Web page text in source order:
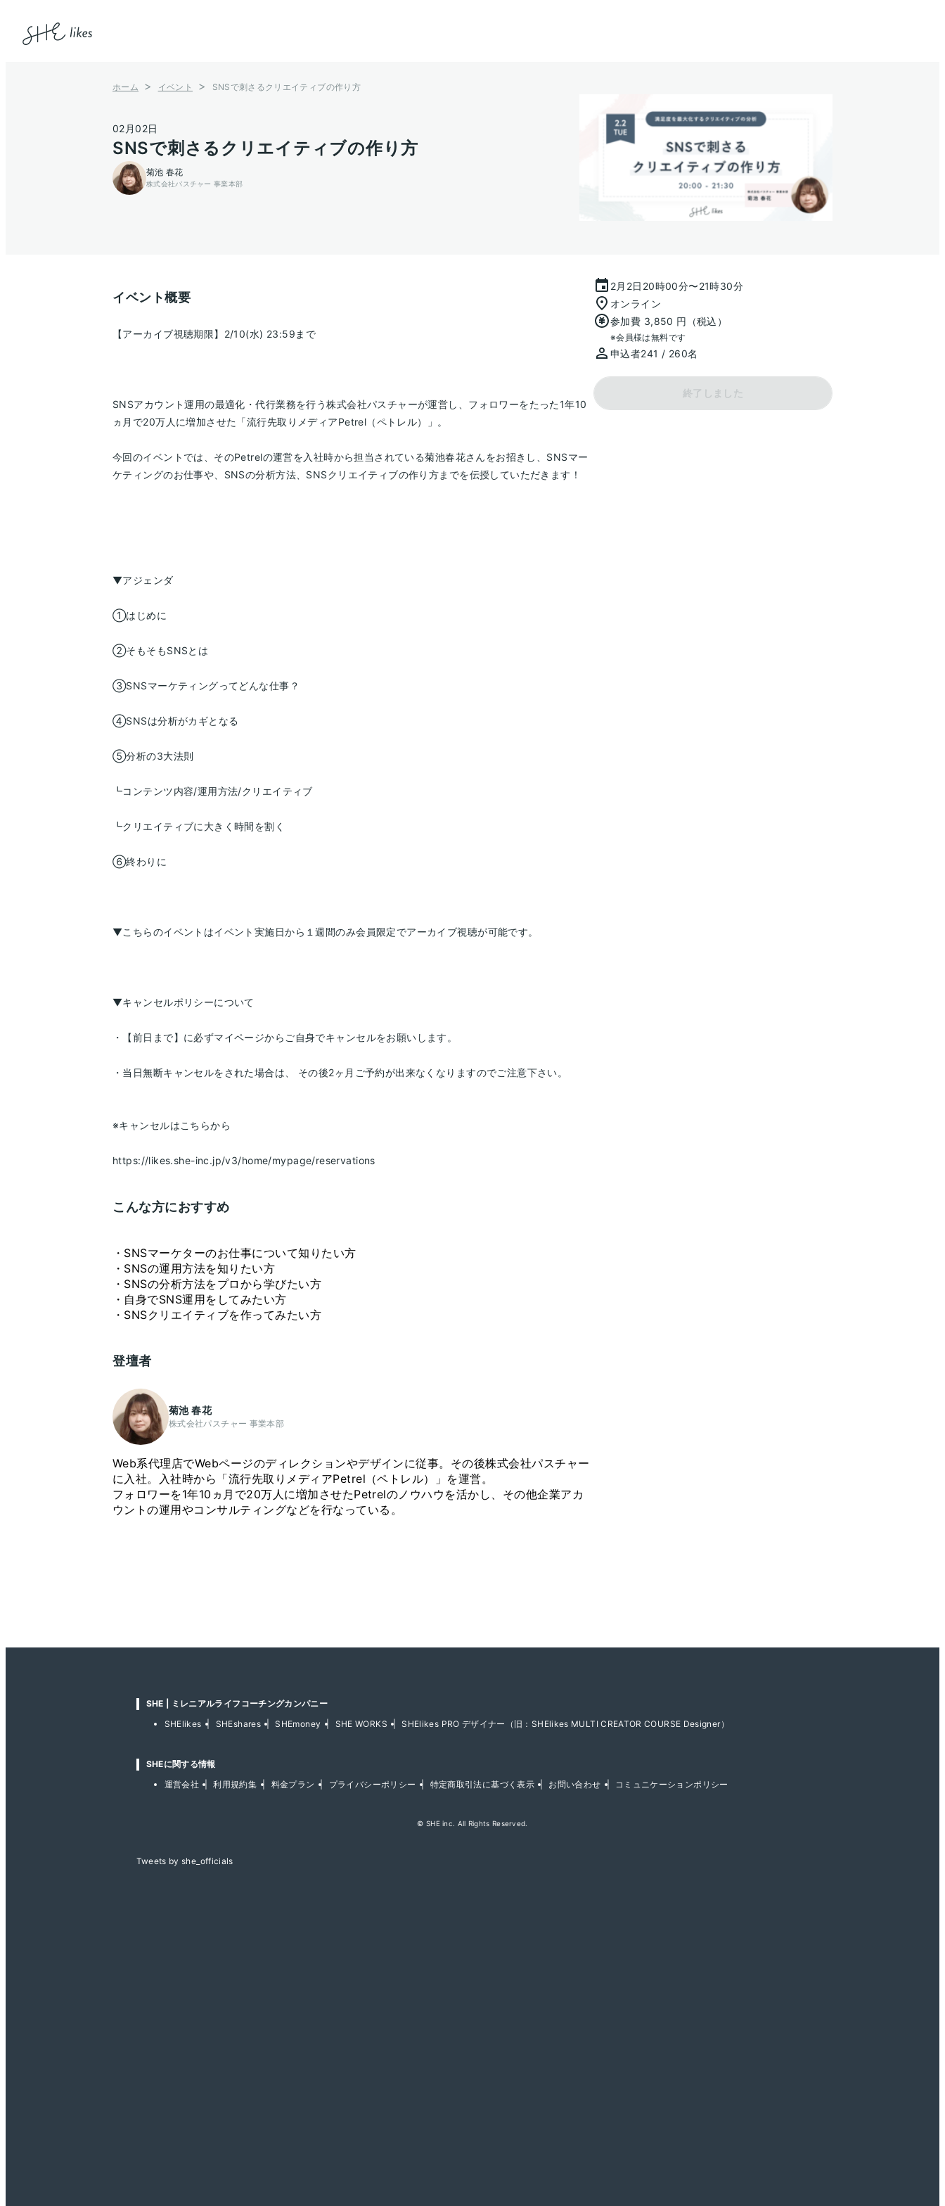
ホーム イベント SNSで刺さるクリエイティブの作り方
02月02日
SNSで刺さるクリエイティブの作り方
菊池 春花
株式会社パスチャー 事業本部
イベント概要
【アーカイブ視聴期限】2/10(水) 23:59まで
SNSアカウント運用の最適化・代行業務を行う株式会社パスチャーが運営し、フォロワーをたった1年10
ヵ月で20万人に増加させた「流行先取りメディアPetrel（ペトレル）」。
今回のイベントでは、そのPetrelの運営を入社時から担当されている菊池春花さんをお招きし、SNSマー
ケティングのお仕事や、SNSの分析方法、SNSクリエイティブの作り方までを伝授していただきます！
▼アジェンダ
①はじめに
②そもそもSNSとは
③SNSマーケティングってどんな仕事？
④SNSは分析がカギとなる
⑤分析の3大法則
┗コンテンツ内容/運用方法/クリエイティブ
┗クリエイティブに大きく時間を割く
⑥終わりに
▼こちらのイベントはイベント実施日から１週間のみ会員限定でアーカイブ視聴が可能です。
▼キャンセルポリシーについて
・【前日まで】に必ずマイページからご自身でキャンセルをお願いします。
・当日無断キャンセルをされた場合は、 その後2ヶ月ご予約が出来なくなりますのでご注意下さい。
※キャンセルはこちらから
https://likes.she-inc.jp/v3/home/mypage/reservations
こんな方におすすめ
・SNSマーケターのお仕事について知りたい方
・SNSの運用方法を知りたい方
・SNSの分析方法をプロから学びたい方
・自身でSNS運用をしてみたい方
・SNSクリエイティブを作ってみたい方
登壇者
菊池 春花
株式会社パスチャー 事業本部
Web系代理店でWebページのディレクションやデザインに従事。その後株式会社パスチャー
に入社。入社時から「流行先取りメディアPetrel（ペトレル）」を運営。
フォロワーを1年10ヵ月で20万人に増加させたPetrelのノウハウを活かし、その他企業アカ
ウントの運用やコンサルティングなどを行なっている。
2月2日 20時00分〜21時30分
オンライン
参加費 3,850 円（税込）
※会員様は無料です
申込者241 / 260名
終了しました
SHE | ミレニアルライフコーチングカンパニー
SHElikes
SHEshares SHEmoney SHE WORKS SHElikes PRO デザイナー（旧：SHElikes MULTI CREATOR COURSE Designer）
SHEに関する情報
運営会社
利用規約集 料金プラン プライバシーポリシー 特定商取引法に基づく表示 お問い合わせ コミュニケーションポリシー
© SHE inc. All Rights Reserved.
Tweets by she_officials